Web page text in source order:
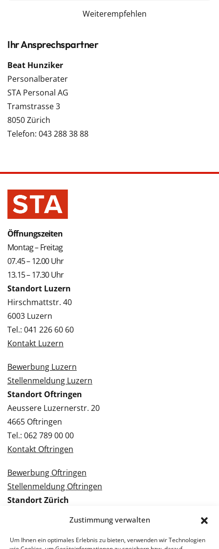
Zustimmung verwalten
Um Ihnen ein optimales Erlebnis zu bieten, verwenden wir Technologien
Weiterempfehlen
Ihr Ansprechspartner
Beat Hunziker
Personalberater
STA Personal AG
Tramstrasse 3
8050 Zürich
Telefon: 043 288 38 88
Öffnungszeiten
Montag – Freitag
07.45 – 12.00 Uhr
13.15 – 17.30 Uhr
Standort Luzern
Hirschmattstr. 40
6003 Luzern
Tel.: 041 226 60 60
Kontakt Luzern
Bewerbung Luzern
Stellenmeldung Luzern
Standort Oftringen
Aeussere Luzernerstr. 20
4665 Oftringen
Tel.: 062 789 00 00
Kontakt Oftringen
Bewerbung Oftringen
Stellenmeldung Oftringen
Standort Zürich
Tel.: 043 288 38 88